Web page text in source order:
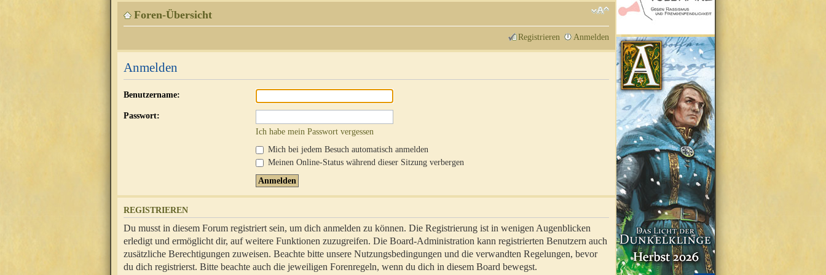
Foren-Übersicht
Registrieren Anmelden
Anmelden
Benutzername:
Passwort:
Ich habe mein Passwort vergessen
Mich bei jedem Besuch automatisch anmelden
Meinen Online-Status während dieser Sitzung verbergen
REGISTRIEREN
Du musst in diesem Forum registriert sein, um dich anmelden zu können. Die Registrierung ist in wenigen Augenblicken
erledigt und ermöglicht dir, auf weitere Funktionen zuzugreifen. Die Board-Administration kann registrierten Benutzern auch
zusätzliche Berechtigungen zuweisen. Beachte bitte unsere Nutzungsbedingungen und die verwandten Regelungen, bevor
du dich registrierst. Bitte beachte auch die jeweiligen Forenregeln, wenn du dich in diesem Board bewegst.